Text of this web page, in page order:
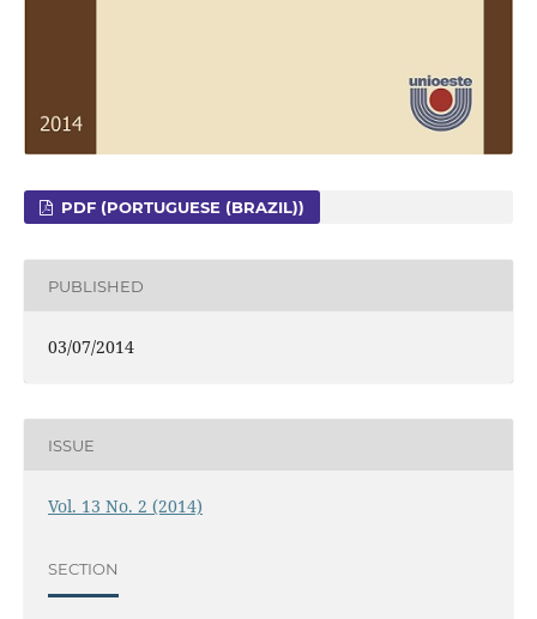
PDF (PORTUGUESE (BRAZIL))
PUBLISHED
03/07/2014
ISSUE
Vol. 13 No. 2 (2014)
SECTION